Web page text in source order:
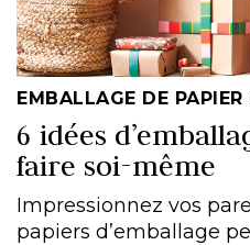
EMBALLAGE DE PAPIER
6 idées
faire soi-même
Impressionnez vos
papiers d’emballage